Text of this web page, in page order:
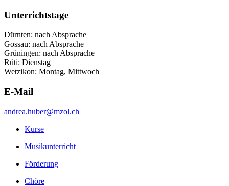
Unterrichtstage
Dürnten: nach Absprache
Gossau: nach Absprache
Grüningen: nach Absprache
Rüti: Dienstag
Wetzikon: Montag, Mittwoch
E-Mail
andrea.huber@mzol.ch
Kurse
Musikunterricht
Förderung
Chöre